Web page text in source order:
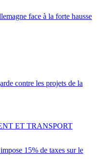
face à la forte hausse
contre les projets de la
15% de taxes sur le
ET TRANSPORT